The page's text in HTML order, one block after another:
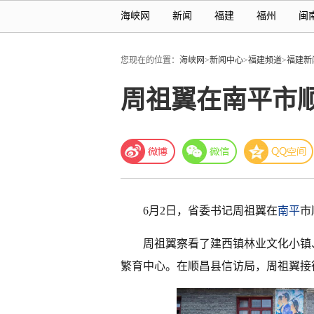
海峡网 新闻 福建 福州 闽
您现在的位置： 海峡网>新闻中心>福建频道>福建新
周祖翼在南平市
6月2日，省委书记周祖翼在南平市
周祖翼察看了建西镇林业文化小
繁育中心。在顺昌县信访局，周祖翼